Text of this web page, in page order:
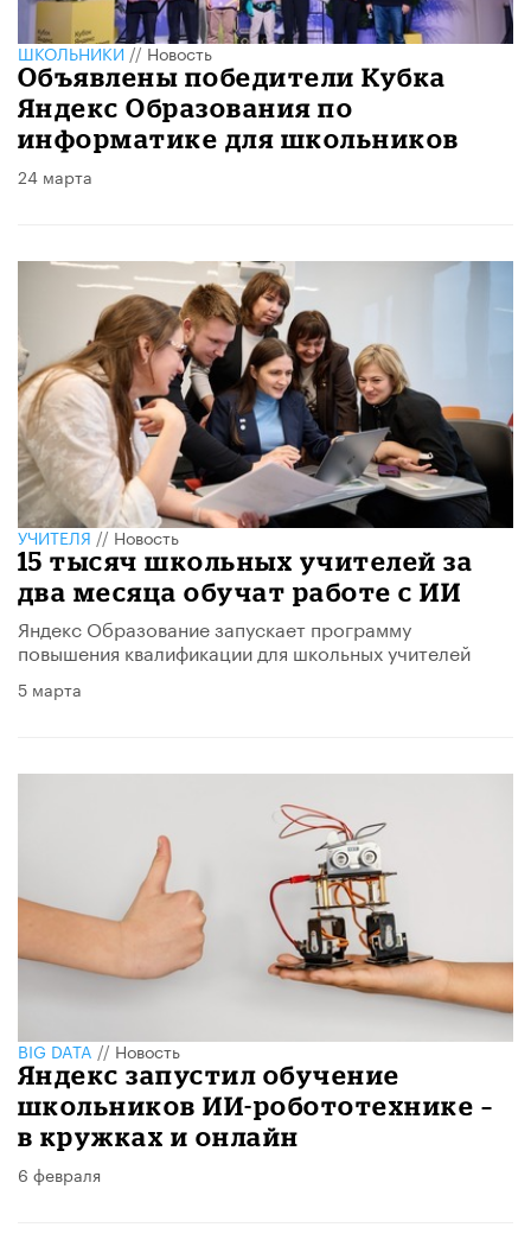
ШКОЛЬНИКИ//Новость
Объявлены победители Кубка
Яндекс Образования по
информатике для школьников
24 марта
УЧИТЕЛЯ//Новость
15 тысяч школьных учителей за
два месяца обучат работе с ИИ
Яндекс Образование запускает программу
повышения квалификации для школьных учителей
5 марта
BIG DATA//Новость
Яндекс запустил обучение
школьников ИИ-робототехнике –
в кружках и онлайн
6 февраля